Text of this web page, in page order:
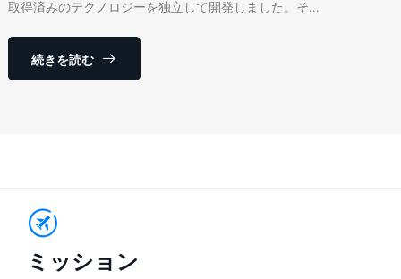
取得済みのテクノロジーを独立して開発しました。そ...
続きを読む
ミッション